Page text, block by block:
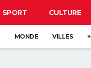
SPORT CULTURE
MONDE VILLES +